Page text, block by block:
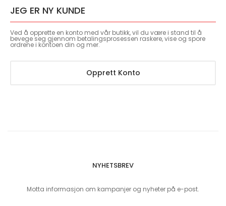
JEG ER NY KUNDE
Ved å opprette en konto med vår butikk, vil du være i stand til å
bevege seg gjennom betalingsprosessen raskere, vise og spore
ordrene i kontoen din og mer.
Opprett Konto
NYHETSBREV
Motta informasjon om kampanjer og nyheter på e-post.